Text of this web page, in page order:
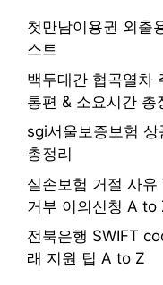
첫만남이용권 외출
스트
백두대간 협곡열차
통편 & 소요시간 총
sgi서울보증보험
총정리
실손보험 거절 사
거부 이의신청 A to
전북은행 SWIFT
래 지원 팁 A to Z